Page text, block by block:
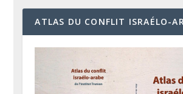
ATLAS DU CONFLIT ISRAÉLO-